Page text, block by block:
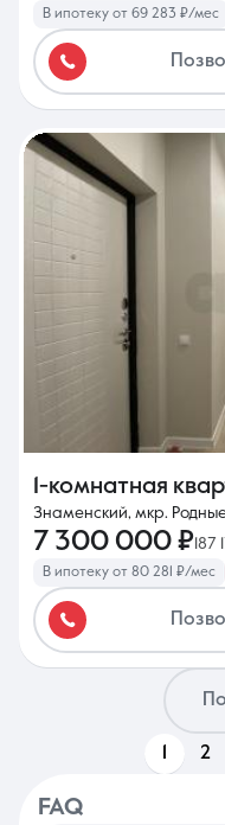
В ипотеку от 69 283 ₽/мес
1-комнатная
Знаменский, мкр.
7 300 000 ₽187
В ипотеку от 80 281 ₽/мес
2
FAQ